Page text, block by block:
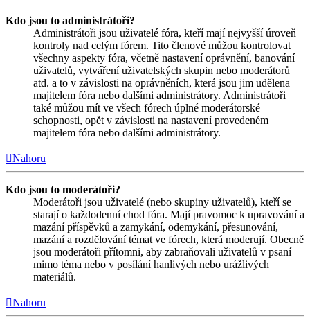
Kdo jsou to administrátoři?
Administrátoři jsou uživatelé fóra, kteří mají nejvyšší úroveň
kontroly nad celým fórem. Tito členové můžou kontrolovat
všechny aspekty fóra, včetně nastavení oprávnění, banování
uživatelů, vytváření uživatelských skupin nebo moderátorů
atd. a to v závislosti na oprávněních, která jsou jim udělena
majitelem fóra nebo dalšími administrátory. Administrátoři
také můžou mít ve všech fórech úplné moderátorské
schopnosti, opět v závislosti na nastavení provedeném
majitelem fóra nebo dalšími administrátory.
Nahoru
Kdo jsou to moderátoři?
Moderátoři jsou uživatelé (nebo skupiny uživatelů), kteří se
starají o každodenní chod fóra. Mají pravomoc k upravování a
mazání příspěvků a zamykání, odemykání, přesunování,
mazání a rozdělování témat ve fórech, která moderují. Obecně
jsou moderátoři přítomni, aby zabraňovali uživatelů v psaní
mimo téma nebo v posílání hanlivých nebo urážlivých
materiálů.
Nahoru